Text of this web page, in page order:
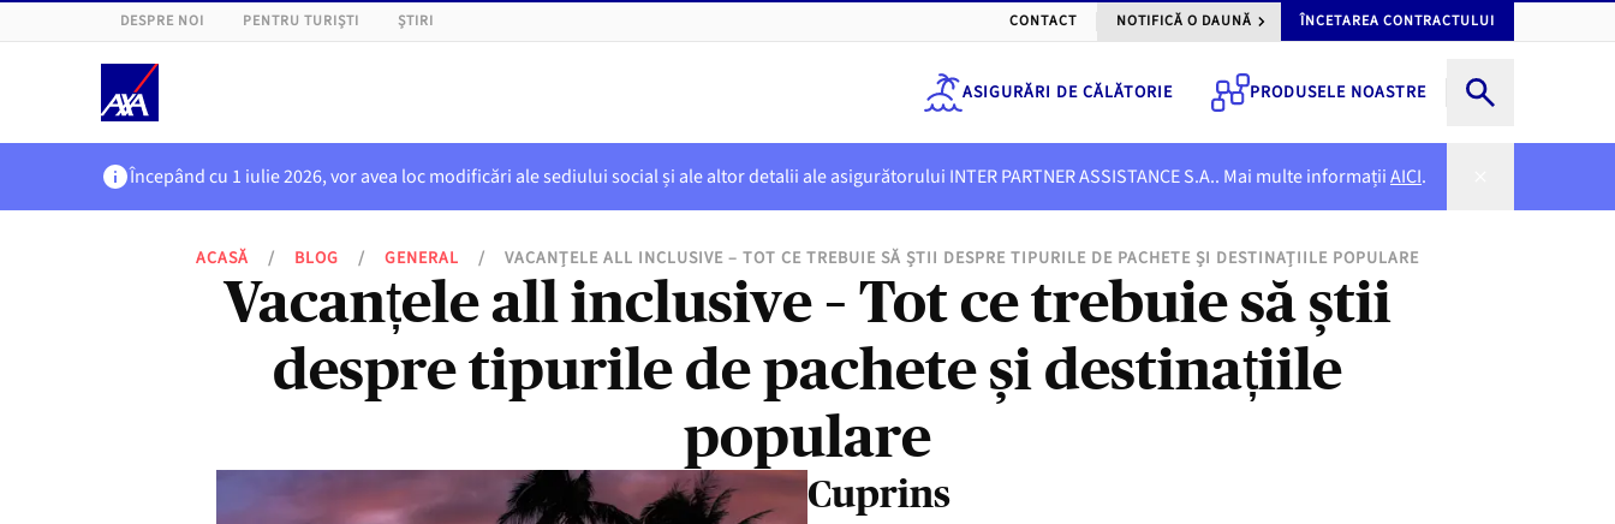
DESPRE NOI PENTRU TURIȘTI ȘTIRI CONTACT NOTIFICĂ O DAUNĂ ÎNCETAREA CONTRACTULUI
ASIGURĂRI DE CĂLĂTORIE PRODUSELE NOASTRE
Începând cu 1 iulie 2026, vor avea loc modificări ale sediului social și ale altor detalii ale asigurătorului INTER PARTNER ASSISTANCE S.A.. Mai multe informațiiAICI.
ACASĂ / BLOG / GENERAL / VACANȚELE ALL INCLUSIVE – TOT CE TREBUIE SĂ ȘTII DESPRE TIPURILE DE PACHETE ȘI DESTINAȚIILE POPULARE
Vacanțele all inclusive – Tot ce trebuie să știi
despre tipurile de pachete și destinațiile
populare
Cuprins